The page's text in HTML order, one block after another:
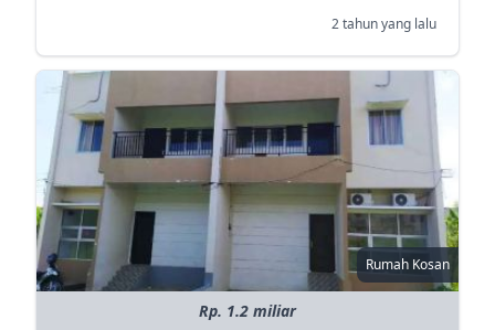
2 tahun yang lalu
Rumah Kosan
Rp. 1.2 miliar